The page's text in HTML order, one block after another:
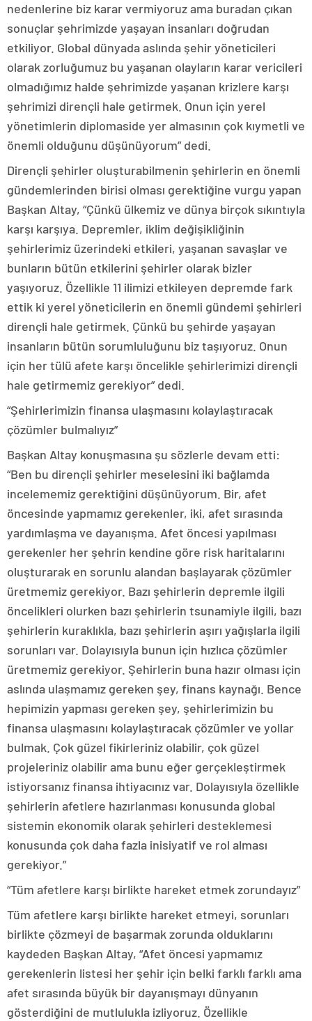
nedenlerine biz karar vermiyoruz ama buradan çıkan
sonuçlar şehrimizde yaşayan insanları doğrudan
etkiliyor. Global dünyada aslında şehir yöneticileri
olarak zorluğumuz bu yaşanan olayların karar vericileri
olmadığımız halde şehrimizde yaşanan krizlere karşı
şehrimizi dirençli hale getirmek. Onun için yerel
yönetimlerin diplomaside yer almasının çok kıymetli ve
önemli olduğunu düşünüyorum” dedi.
Dirençli şehirler oluşturabilmenin şehirlerin en önemli
gündemlerinden birisi olması gerektiğine vurgu yapan
Başkan Altay, “Çünkü ülkemiz ve dünya birçok sıkıntıyla
karşı karşıya. Depremler, iklim değişikliğinin
şehirlerimiz üzerindeki etkileri, yaşanan savaşlar ve
bunların bütün etkilerini şehirler olarak bizler
yaşıyoruz. Özellikle 11 ilimizi etkileyen depremde fark
ettik ki yerel yöneticilerin en önemli gündemi şehirleri
dirençli hale getirmek. Çünkü bu şehirde yaşayan
insanların bütün sorumluluğunu biz taşıyoruz. Onun
için her tülü afete karşı öncelikle şehirlerimizi dirençli
hale getirmemiz gerekiyor” dedi.
“Şehirlerimizin finansa ulaşmasını kolaylaştıracak
çözümler bulmalıyız”
Başkan Altay konuşmasına şu sözlerle devam etti:
“Ben bu dirençli şehirler meselesini iki bağlamda
incelememiz gerektiğini düşünüyorum. Bir, afet
öncesinde yapmamız gerekenler, iki, afet sırasında
yardımlaşma ve dayanışma. Afet öncesi yapılması
gerekenler her şehrin kendine göre risk haritalarını
oluşturarak en sorunlu alandan başlayarak çözümler
üretmemiz gerekiyor. Bazı şehirlerin depremle ilgili
öncelikleri olurken bazı şehirlerin tsunamiyle ilgili, bazı
şehirlerin kuraklıkla, bazı şehirlerin aşırı yağışlarla ilgili
sorunları var. Dolayısıyla bunun için hızlıca çözümler
üretmemiz gerekiyor. Şehirlerin buna hazır olması için
aslında ulaşmamız gereken şey, finans kaynağı. Bence
hepimizin yapması gereken şey, şehirlerimizin bu
finansa ulaşmasını kolaylaştıracak çözümler ve yollar
bulmak. Çok güzel fikirleriniz olabilir, çok güzel
projeleriniz olabilir ama bunu eğer gerçekleştirmek
istiyorsanız finansa ihtiyacınız var. Dolayısıyla özellikle
şehirlerin afetlere hazırlanması konusunda global
sistemin ekonomik olarak şehirleri desteklemesi
konusunda çok daha fazla inisiyatif ve rol alması
gerekiyor.”
“Tüm afetlere karşı birlikte hareket etmek zorundayız”
Tüm afetlere karşı birlikte hareket etmeyi, sorunları
birlikte çözmeyi de başarmak zorunda olduklarını
kaydeden Başkan Altay, “Afet öncesi yapmamız
gerekenlerin listesi her şehir için belki farklı farklı ama
afet sırasında büyük bir dayanışmayı dünyanın
gösterdiğini de mutlulukla izliyoruz. Özellikle